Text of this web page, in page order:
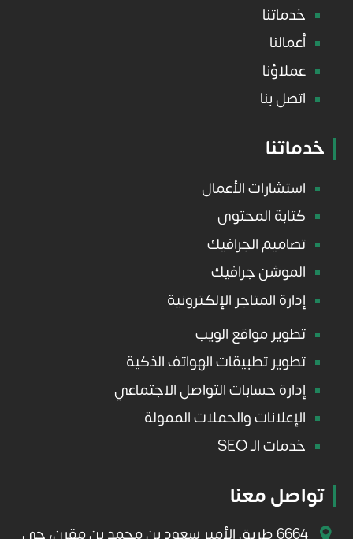
خدماتنا
أعمالنا
عملاؤنا
اتصل بنا
خدماتنا
استشارات الأعمال
كتابة المحتوى
تصاميم الجرافيك
الموشن جرافيك
إدارة المتاجر الإلكترونية
تطوير مواقع الويب
تطوير تطبيقات الهواتف الذكية
إدارة حسابات التواصل الاجتماعي
الإعلانات والحملات الممولة
خدمات الـ SEO
تواصل معنا